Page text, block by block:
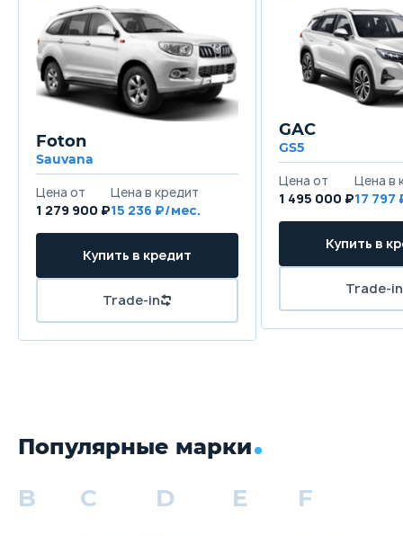
Foton
Sauvana
1 279 900 ₽15 236
GAC
GS5
1 495 000 ₽17 797
Популярные марки
B C D E F